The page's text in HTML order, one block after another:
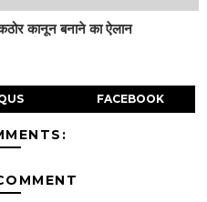
कानून बनाने का ऐलान
FACEBOOK